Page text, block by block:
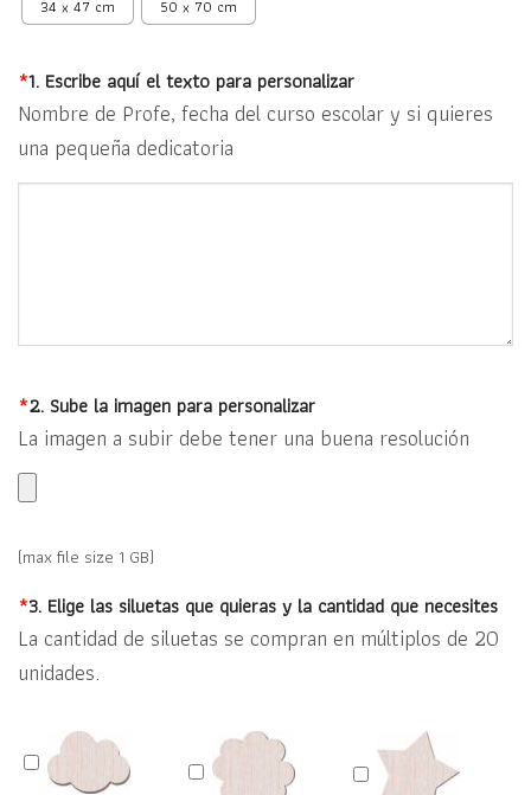
34 x 47 cm 50 x 70 cm
*1. Escribe aquí el texto para personalizar
Nombre de Profe, fecha del curso escolar y si quieres
una pequeña dedicatoria
*2. Sube la imagen para personalizar
La imagen a subir debe tener una buena resolución
(max file size 1 GB)
*3. Elige las siluetas que quieras y la cantidad que necesites
La cantidad de siluetas se compran en múltiplos de 20
unidades.